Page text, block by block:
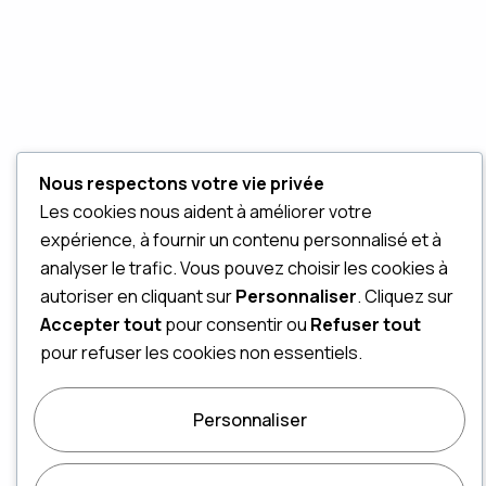
Nous respectons votre vie privée
Les cookies nous aident à améliorer votre
expérience, à fournir un contenu personnalisé et à
analyser le trafic. Vous pouvez choisir les cookies à
autoriser en cliquant surPersonnaliser. Cliquez sur
Accepter toutpour consentir ou Refuser tout
pour refuser les cookies non essentiels.
Personnaliser